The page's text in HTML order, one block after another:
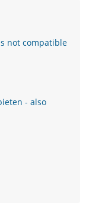
not compatible
- also